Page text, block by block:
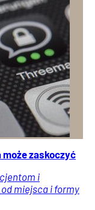
może zaskoczyć
i
miejsca i formy